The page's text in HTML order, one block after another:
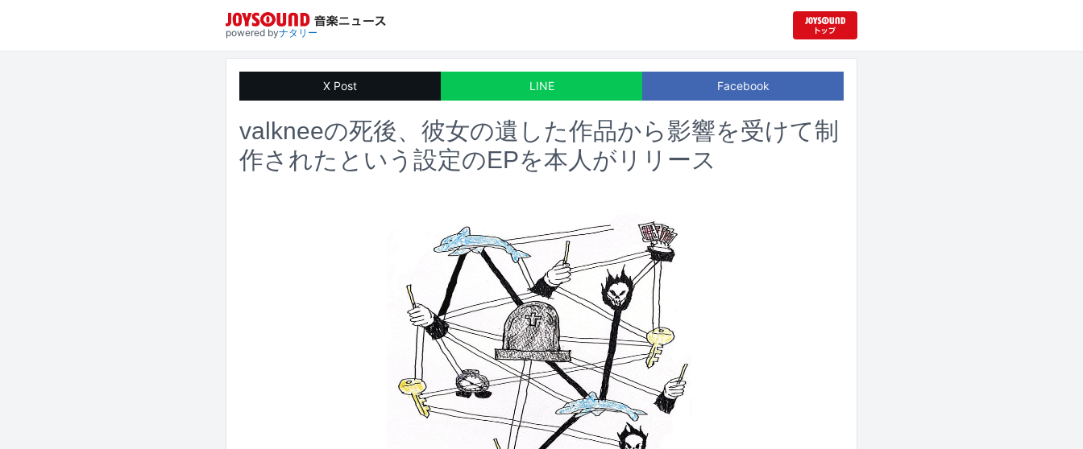
powered byナタリー
X Post LINE Facebook
valkneeの死後、彼女の遺した作品から影響を受けて制
作されたという設定のEPを本人がリリース